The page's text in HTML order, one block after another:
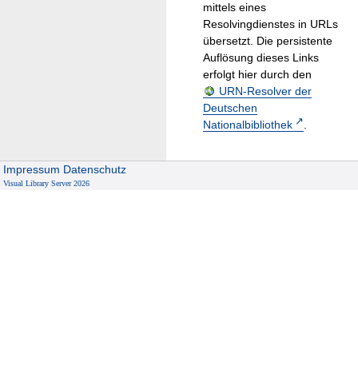
mittels eines
Resolvingdienstes in URLs
übersetzt. Die persistente
Auflösung dieses Links
erfolgt hier durch den
URN-Resolver der
Deutschen
Nationalbibliothek
.
Impressum Datenschutz
Visual Library Server 2026